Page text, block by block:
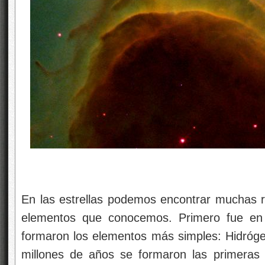
En las estrellas podemos encontrar
elementos que conocemos. Primero fue
formaron los elementos más simples:
millones de años se formaron las